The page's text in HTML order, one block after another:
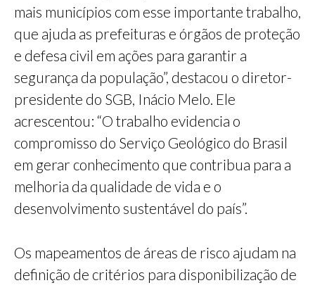
mais municípios com esse importante trabalho,
que ajuda as prefeituras e órgãos de proteção
e defesa civil em ações para garantir a
segurança da população”, destacou o diretor-
presidente do SGB, Inácio Melo. Ele
acrescentou: “O trabalho evidencia o
compromisso do Serviço Geológico do Brasil
em gerar conhecimento que contribua para a
melhoria da qualidade de vida e o
desenvolvimento sustentável do país”.
Os mapeamentos de áreas de risco ajudam na
definição de critérios para disponibilização de